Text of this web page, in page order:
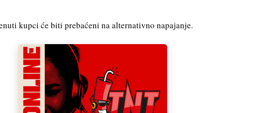
kupci će biti prebaćeni na alternativno napajanje.